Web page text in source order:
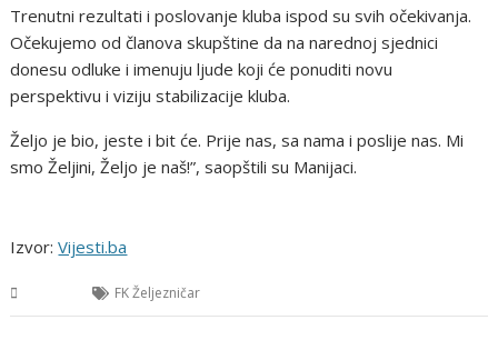
Trenutni rezultati i poslovanje kluba ispod su svih očekivanja.
Očekujemo od članova skupštine da na narednoj sjednici
donesu odluke i imenuju ljude koji će ponuditi novu
perspektivu i viziju stabilizacije kluba.
Željo je bio, jeste i bit će. Prije nas, sa nama i poslije nas. Mi
smo Željini, Željo je naš!”, saopštili su Manijaci.
Izvor:Vijesti.ba
FK Željezničar